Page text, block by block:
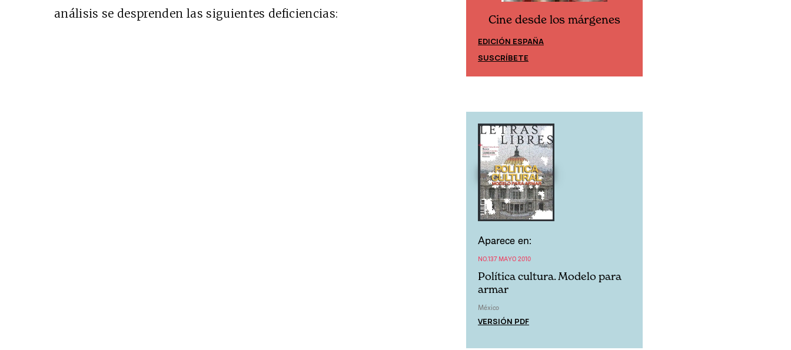
análisis se desprenden las siguientes deficiencias:
Cine desde los márgenes Cine desde los márgenes
EDICIÓN ESPAÑA
SUSCRÍBETE
Aparece en:
NO.137 MAYO 2010
Política cultura. Modelo para
armar
México
VERSIÓN PDF